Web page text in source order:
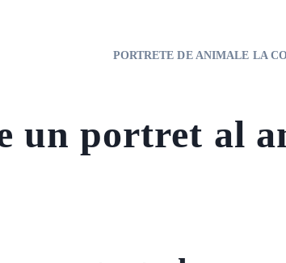
PORTRETE DE ANIMALE LA
un portret al